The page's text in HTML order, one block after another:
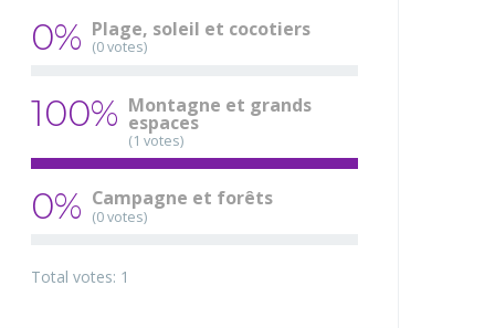
0% Plage, soleil et cocotiers
(0 votes)
100% Montagne et grands
espaces
(1 votes)
0% Campagne et forêts
(0 votes)
Total votes: 1